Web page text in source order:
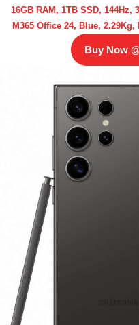
16GB RAM, 1TB SSD, 144Hz,
M365 Office 24, Blue,
Buy Now